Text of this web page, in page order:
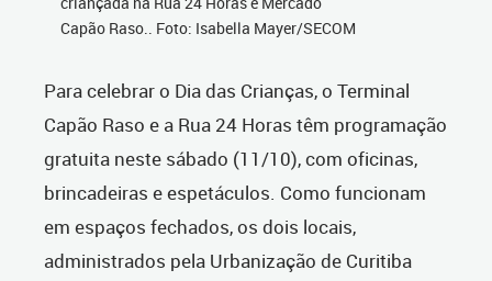
Capão Raso.. Foto: Isabella Mayer/SECOM
Para celebrar o Dia das Crianças, o Terminal
Capão Raso e a Rua 24 Horas têm programação
gratuita neste sábado (11/10), com oficinas,
brincadeiras e espetáculos. Como funcionam
em espaços fechados, os dois locais,
administrados pela Urbanização de Curitiba